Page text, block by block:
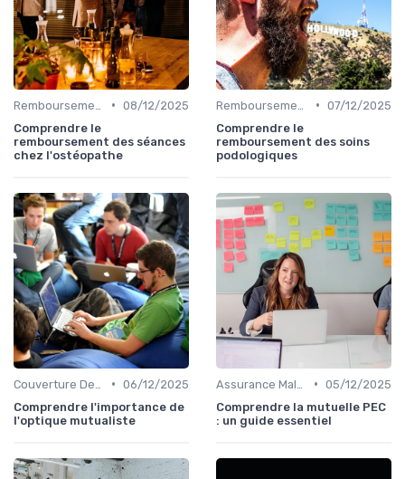
• 08/12/2025
Comprendre le
remboursement des séances
chez l'ostéopathe
• 07/12/2025
Comprendre le
remboursement des soins
podologiques
• 06/12/2025
Comprendre l'importance de
l'optique mutualiste
• 05/12/2025
Comprendre la mutuelle PEC
: un guide essentiel